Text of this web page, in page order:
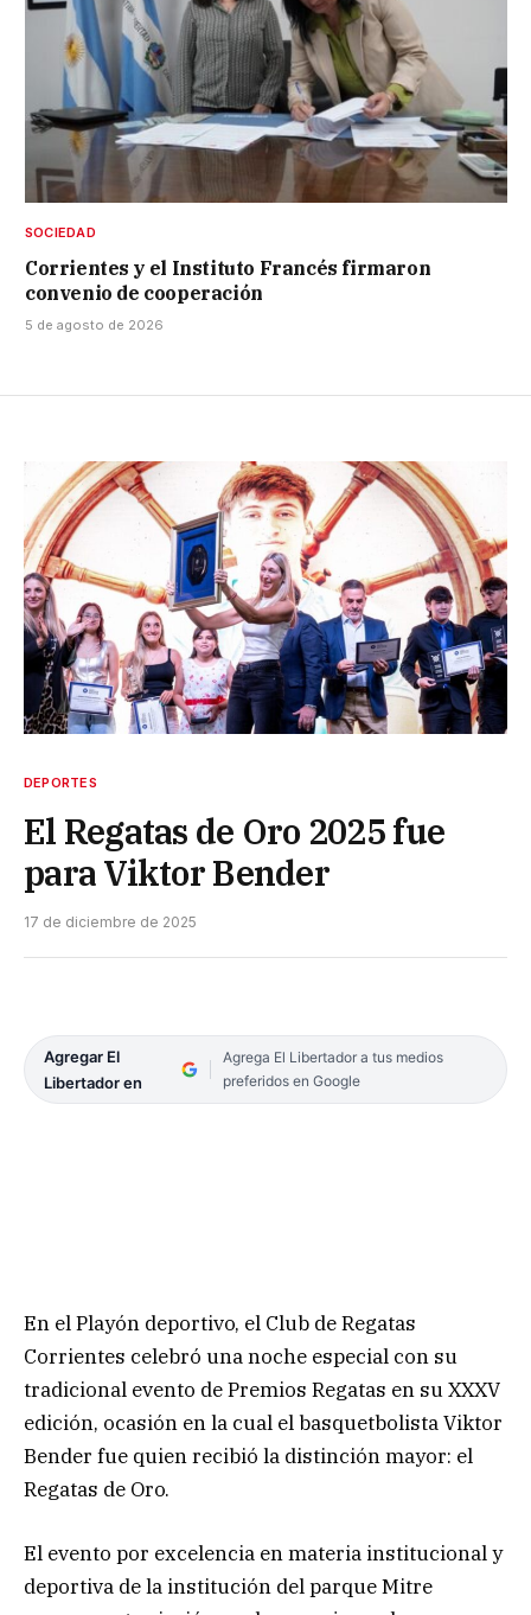
SOCIEDAD
Corrientes y el Instituto Francés firmaron
convenio de cooperación
5 de agosto de 2026
DEPORTES
El Regatas de Oro 2025 fue
para Viktor Bender
17 de diciembre de 2025
Agregar El
Libertador en
Agrega El Libertador a tus medios
preferidos en Google
En el Playón deportivo, el Club de Regatas
Corrientes celebró una noche especial con su
tradicional evento de Premios Regatas en su XXXV
edición, ocasión en la cual el basquetbolista Viktor
Bender fue quien recibió la distinción mayor: el
Regatas de Oro.
El evento por excelencia en materia institucional y
deportiva de la institución del parque Mitre